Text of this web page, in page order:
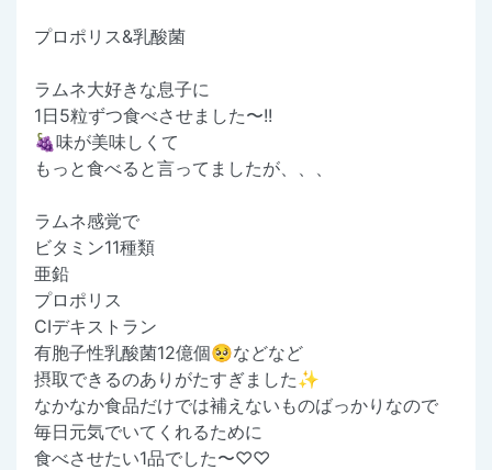
プロポリス&乳酸菌
ラムネ大好きな息子に
1日5粒ずつ食べさせました〜!!
🍇味が美味しくて
もっと食べると言ってましたが、、、
ラムネ感覚で
ビタミン11種類
亜鉛
プロポリス
CIデキストラン
有胞子性乳酸菌12億個🥺などなど
摂取できるのありがたすぎました✨
なかなか食品だけでは補えないものばっかりなので
毎日元気でいてくれるために
食べさせたい1品でした〜♡♡